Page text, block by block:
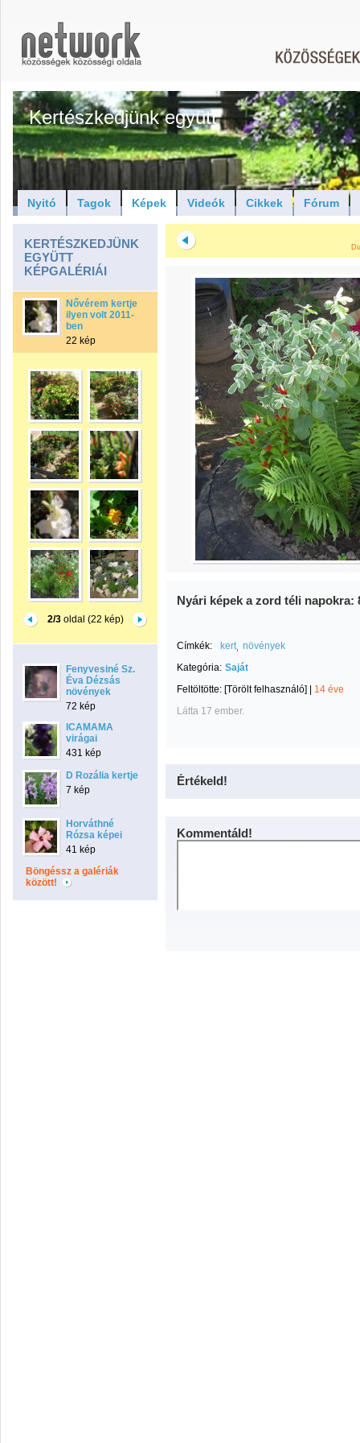
Kertészkedjünk együtt
Nyitó Tagok Képek Videók Cikkek Fórum
KERTÉSZKEDJÜNK
EGYÜTT
KÉPGALÉRIÁI
Nővérem kertje
ilyen volt 2011-
ben
22 kép
2/3oldal (22 kép)
Fenyvesiné Sz.
Éva Dézsás
növények
72 kép
ICAMAMA
virágai
431 kép
D Rozália kertje
7 kép
Horváthné
Rózsa képei
41 kép
Böngéssz a galériák
között!
Nyári képek a zord téli napokra:
Címkék: kert növények
Kategória: Saját
Feltöltötte: [Törölt felhasználó]
14 éve
Látta 17 ember.
Értékeld!
Kommentáld!